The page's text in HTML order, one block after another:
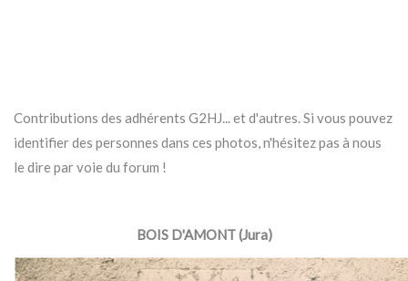
Contributions des adhérents G2HJ... et d'autres. Si vous pouvez
identifier des personnes dans ces photos, n'hésitez pas à nous
le dire par voie du forum !
BOIS D'AMONT (Jura)